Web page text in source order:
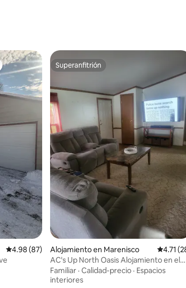
Calificación promedio: 4.98 de 5, 87 reseñas
4.98 (87)
Superanfitrión
Superanfitrión
Alojamiento en Marenisco
4.71
AC's Up North Oasis Alojamiento en el
lago sobre el agua o el hielo.
Familiar · Calidad-precio · Espacios
interiores